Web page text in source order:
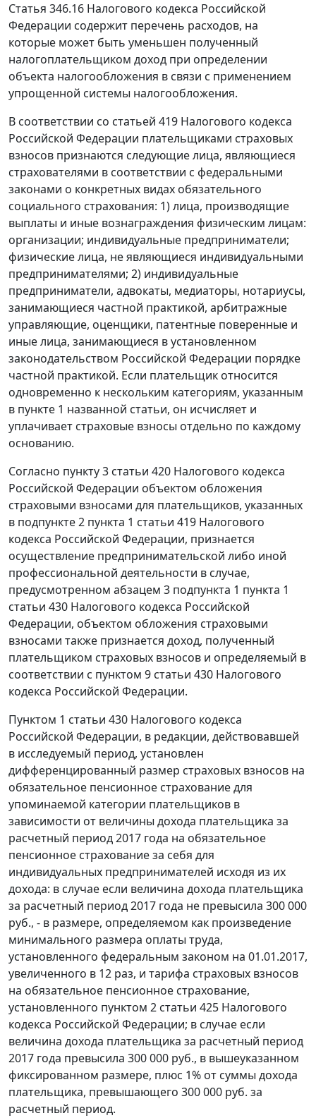
Статья 346.16 Налогового кодекса Российской
Федерации содержит перечень расходов, на
которые может быть уменьшен полученный
налогоплательщиком доход при определении
объекта налогообложения в связи с применением
упрощенной системы налогообложения.
В соответствии со статьей 419 Налогового кодекса
Российской Федерации плательщиками страховых
взносов признаются следующие лица, являющиеся
страхователями в соответствии с федеральными
законами о конкретных видах обязательного
социального страхования: 1) лица, производящие
выплаты и иные вознаграждения физическим лицам:
организации; индивидуальные предприниматели;
физические лица, не являющиеся индивидуальными
предпринимателями; 2) индивидуальные
предприниматели, адвокаты, медиаторы, нотариусы,
занимающиеся частной практикой, арбитражные
управляющие, оценщики, патентные поверенные и
иные лица, занимающиеся в установленном
законодательством Российской Федерации порядке
частной практикой. Если плательщик относится
одновременно к нескольким категориям, указанным
в пункте 1 названной статьи, он исчисляет и
уплачивает страховые взносы отдельно по каждому
основанию.
Согласно пункту 3 статьи 420 Налогового кодекса
Российской Федерации объектом обложения
страховыми взносами для плательщиков, указанных
в подпункте 2 пункта 1 статьи 419 Налогового
кодекса Российской Федерации, признается
осуществление предпринимательской либо иной
профессиональной деятельности в случае,
предусмотренном абзацем 3 подпункта 1 пункта 1
статьи 430 Налогового кодекса Российской
Федерации, объектом обложения страховыми
взносами также признается доход, полученный
плательщиком страховых взносов и определяемый в
соответствии с пунктом 9 статьи 430 Налогового
кодекса Российской Федерации.
Пунктом 1 статьи 430 Налогового кодекса
Российской Федерации, в редакции, действовавшей
в исследуемый период, установлен
дифференцированный размер страховых взносов на
обязательное пенсионное страхование для
упоминаемой категории плательщиков в
зависимости от величины дохода плательщика за
расчетный период 2017 года на обязательное
пенсионное страхование за себя для
индивидуальных предпринимателей исходя из их
дохода: в случае если величина дохода плательщика
за расчетный период 2017 года не превысила 300 000
руб., - в размере, определяемом как произведение
минимального размера оплаты труда,
установленного федеральным законом на 01.01.2017,
увеличенного в 12 раз, и тарифа страховых взносов
на обязательное пенсионное страхование,
установленного пунктом 2 статьи 425 Налогового
кодекса Российской Федерации; в случае если
величина дохода плательщика за расчетный период
2017 года превысила 300 000 руб., в вышеуказанном
фиксированном размере, плюс 1% от суммы дохода
плательщика, превышающего 300 000 руб. за
расчетный период.